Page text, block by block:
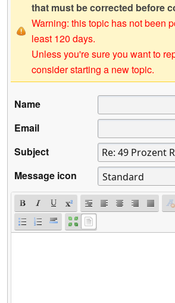
that must be corrected before
Warning: this topic has not been
least 120 days.
Unless you're sure you want to
consider starting a new topic.
Name
Email
Subject
Message icon